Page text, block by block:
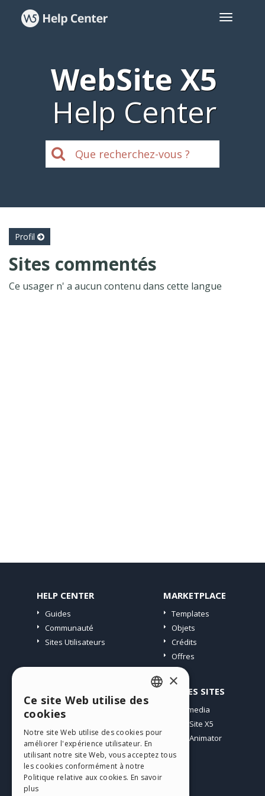
WebSite X5
Help Center
Profil
Sites commentés
Ce usager n' a aucun contenu dans cette langue
HELP CENTER
Guides
Communauté
Sites Utilisateurs
MARKETPLACE
Templates
Objets
Crédits
Offres
Mes Messages
Télécharger
Espace Web
Mes Crédits
AUTRES SITES
Incomedia
WebSite X5
WebAnimator
ENGLISH
GERMAN
SPANISH
×
Ce site Web utilise des
cookies
Notre site Web utilise des cookies pour
améliorer l'expérience utilisateur. En
utilisant notre site Web, vous acceptez tous
les cookies conformément à notre
Politique relative aux cookies. En savoir
plus